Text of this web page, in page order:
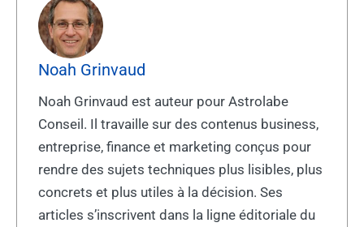
Noah Grinvaud
Noah Grinvaud est auteur pour Astrolabe
Conseil. Il travaille sur des contenus business,
entreprise, finance et marketing conçus pour
rendre des sujets techniques plus lisibles, plus
concrets et plus utiles à la décision. Ses
articles s’inscrivent dans la ligne éditoriale du